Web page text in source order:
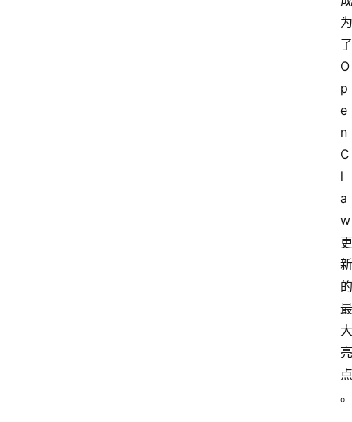
为
了
O
p
e
n
C
l
a
w
更
新
的
最
大
亮
点
。